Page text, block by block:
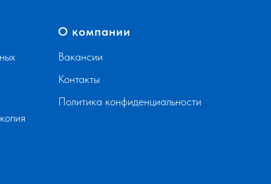
О компании
Вакансии
Контакты
Политика конфиденциальности